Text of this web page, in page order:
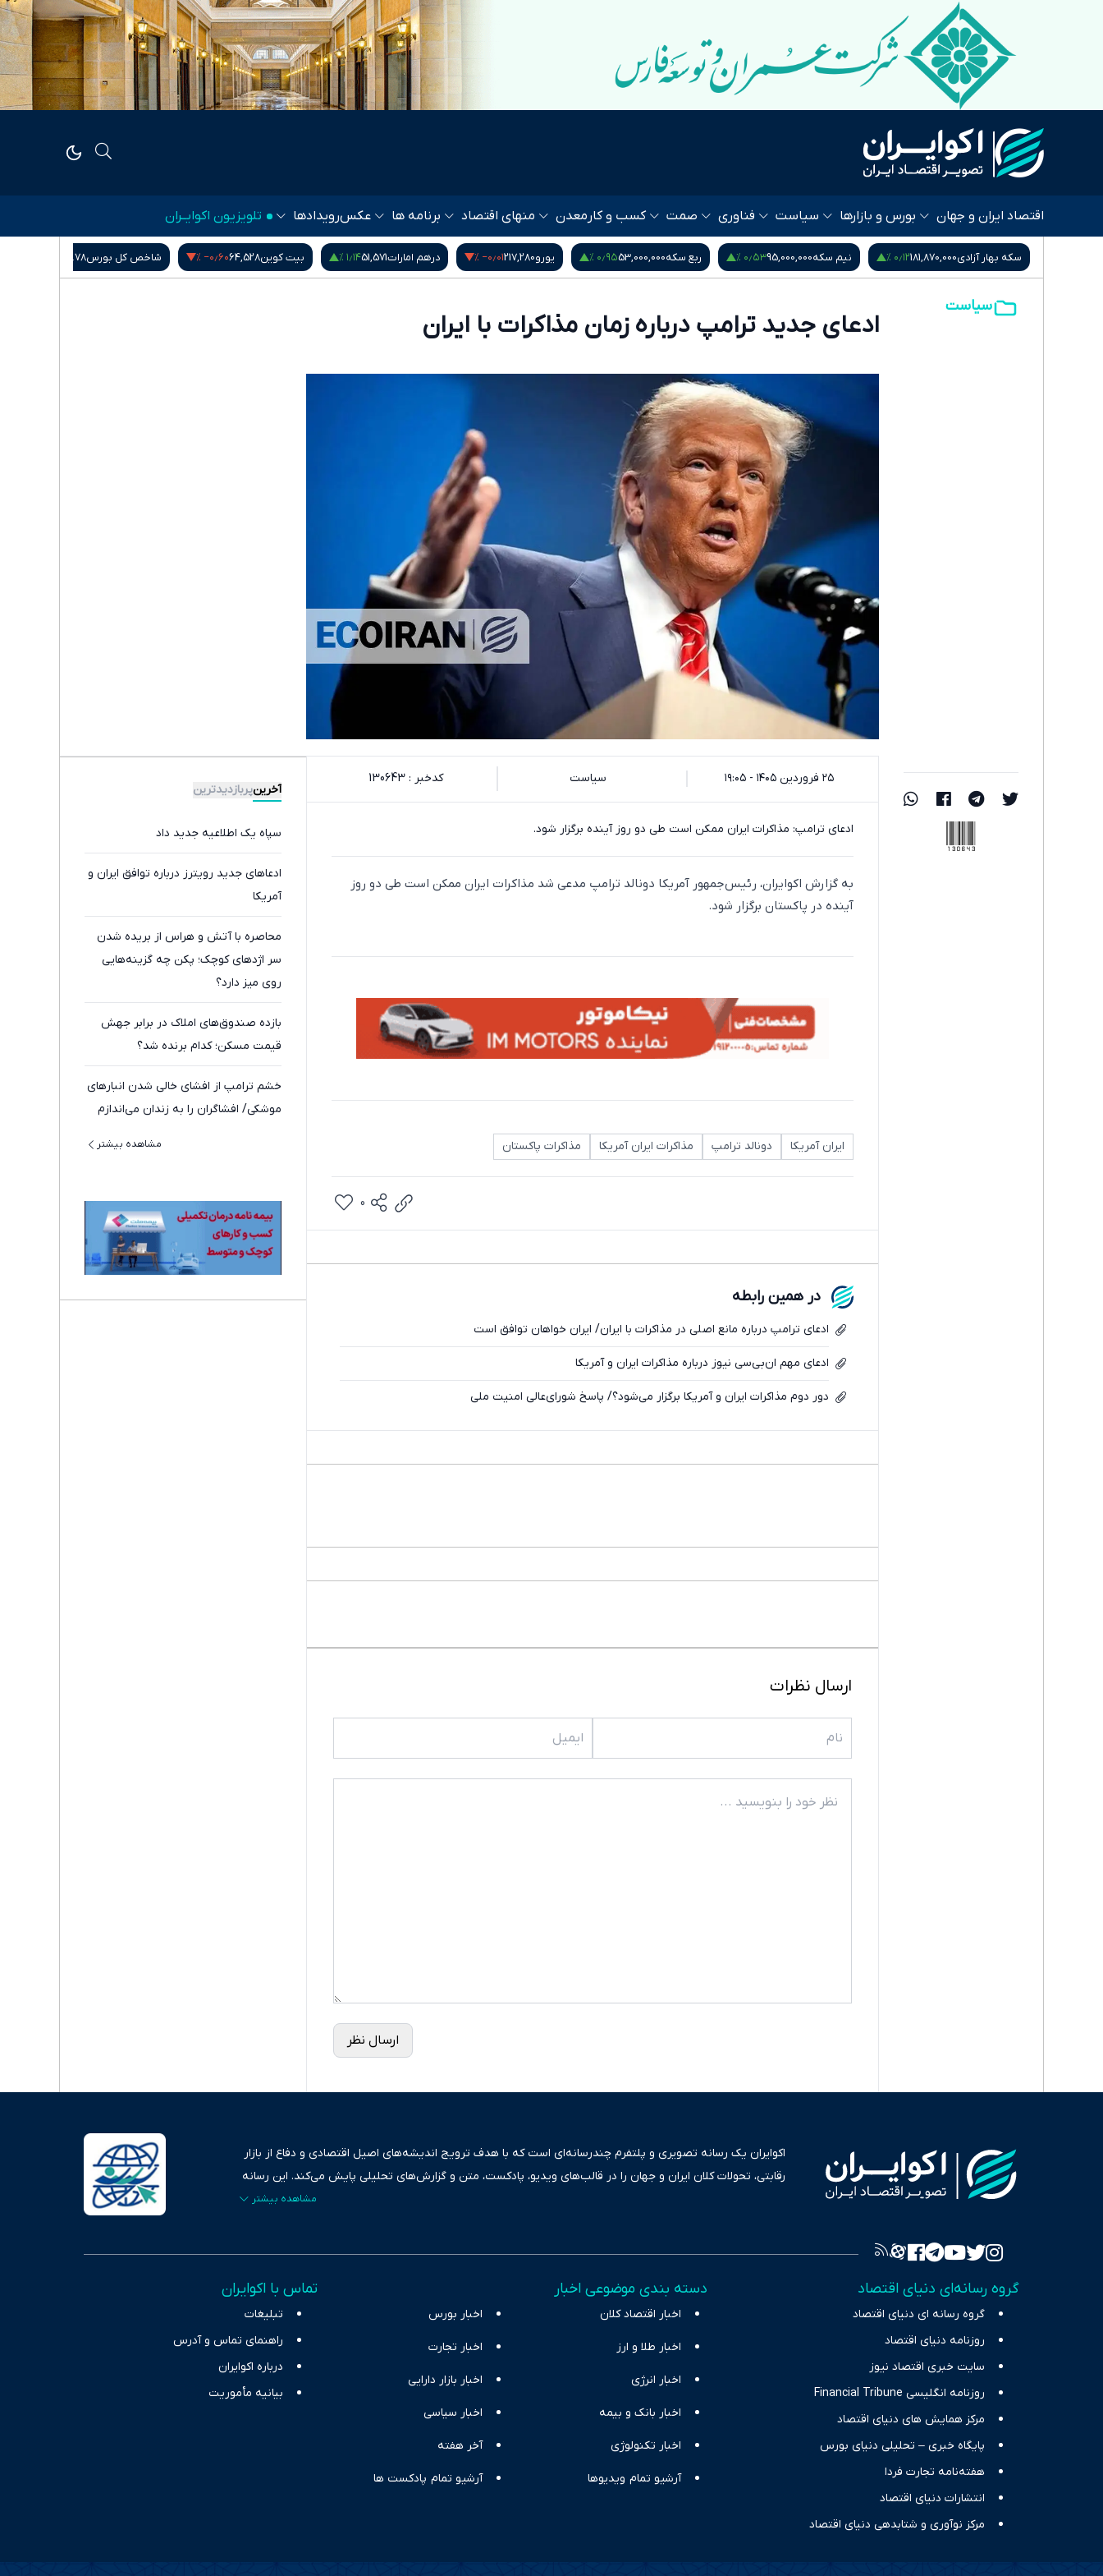
اقتصاد ایران و جهان بورس و بازارها سیاست فناوری صمت کسب و کار معدن منهای اقتصاد برنامه ها عکسرویدادها تلویزیون اکوایــران
سکه بهار آزادی181,870,000۰٫۱۲ % نیم سکه95,000,000۰٫۵۳ % ربع سکه53,000,000۰٫۹۵ % یورو217,280‎−۰٫۰۱ % درهم امارات51,571۱٫۱۴ % بیت کوین64,528‎−۰٫۶۰ % شاخص کل بورس5,407,901.78
سیاست
ادعای جدید ترامپ درباره زمان مذاکرات با ایران
۲۵ فروردین ۱۴۰۵ - ۱۹:۰۵ سیاست کدخبر : 130643
ادعای ترامپ: مذاکرات ایران ممکن است طی دو روز آینده برگزار شود.
به گزارش اکوایران، رئیس‌جمهور آمریکا دونالد ترامپ مدعی شد مذاکرات ایران ممکن است طی دو روز
آینده در پاکستان برگزار شود.‌
ایران آمریکا دونالد ترامپ مذاکرات ایران آمریکا مذاکرات پاکستان
فیسبوک
ایکس
0
در همین رابطه
ادعای ترامپ درباره مانع اصلی در مذاکرات با ایران/ ایران خواهان توافق است
ادعای مهم ان‌بی‌سی نیوز درباره مذاکرات ایران و آمریکا
دور دوم مذاکرات ایران و آمریکا برگزار می‌شود؟/ پاسخ شورای‌عالی امنیت ملی
ارسال نظرات
ارسال نظر
آخرینپربازدیدترین
سپاه یک اطلاعیه جدید داد
ادعاهای جدید رویترز درباره توافق ایران و
آمریکا
محاصره با آتش و هراس از بریده شدن
سر اژدهای کوچک؛ پکن چه گزینه‌هایی
روی میز دارد؟
بازده صندوق‌های املاک در برابر جهش
قیمت مسکن؛ کدام برنده شد؟
خشم ترامپ از افشای خالی شدن انبارهای
موشکی/ افشاگران را به زندان می‌اندازم
مشاهده بیشتر
اکوایران یک رسانه تصویری و پلتفرم چندرسانه‌ای است که با هدف ترویج اندیشه‌های اصیل اقتصادی و دفاع از بازار
رقابتی، تحولات کلان ایران و جهان را در قالب‌های ویدیو، پادکست، متن و گزارش‌های تحلیلی پایش می‌کند. این رسانه
به عنوان منبعی دقیق و قابل اعتماد، فراتر از اطلاع‌رسانی صرف، به تبیین سیاست‌ها و کارکردهای بازارهای مالی،
چالش‌های فقر و بیکاری را جست‌وجو کرده و در کنار تحلیل آمارها، نیازهای خبری مخاطبان در حوزه‌های اثرگذار بر
اقتصاد را با رویکردی حرفه‌ای و روزآمد پوشش می‌دهیم.
گروه رسانه‌ای دنیای اقتصاد
گروه رسانه ای دنیای اقتصاد
روزنامه دنیای اقتصاد
سایت خبری اقتصاد نیوز
روزنامه انگلیسی Financial Tribune
مرکز همایش های دنیای اقتصاد
پایگاه خبری – تحلیلی دنیای بورس
هفته‌نامه تجارت فردا
انتشارات دنیای اقتصاد
مرکز نوآوری و شتابدهی دنیای اقتصاد
دسته بندی موضوعی اخبار
اخبار اقتصاد کلان اخبار بورس
اخبار طلا و ارز اخبار تجارت
اخبار انرژی اخبار بازار دارایی
اخبار بانک و بیمه اخبار سیاسی
اخبار تکنولوژی آخر هفته
آرشیو تمام ویدیوها آرشیو تمام پادکست ها
تماس با اکوایران
تبلیغات
راهنمای تماس و آدرس
درباره اکوایران
بیانیه مأموریت